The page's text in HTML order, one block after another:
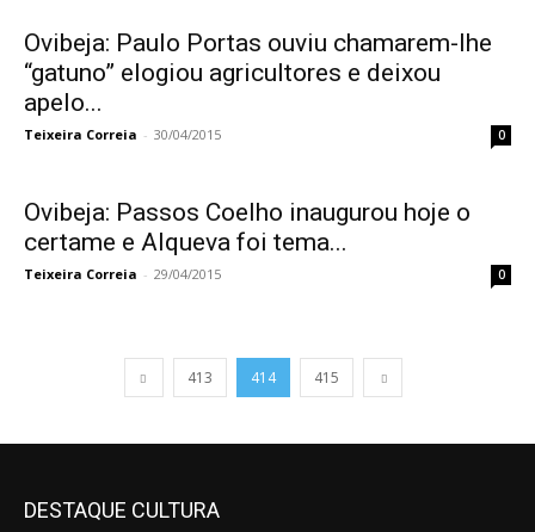
Ovibeja: Paulo Portas ouviu chamarem-lhe
“gatuno” elogiou agricultores e deixou
apelo...
Teixeira Correia - 30/04/2015 0
Ovibeja: Passos Coelho inaugurou hoje o
certame e Alqueva foi tema...
Teixeira Correia - 29/04/2015 0
413 414 415
DESTAQUE CULTURA